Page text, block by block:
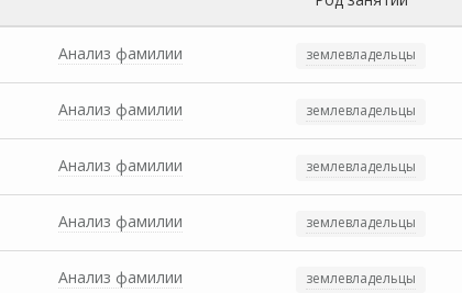
Анализ фамилии землевладельцы
Анализ фамилии землевладельцы
Анализ фамилии землевладельцы
Анализ фамилии землевладельцы
Анализ фамилии землевладельцы